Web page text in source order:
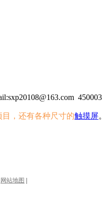
450003
，还有各种尺寸的触摸屏。
网站地图